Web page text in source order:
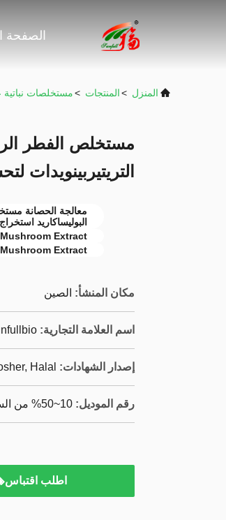
الصفحة
المنزل >المنتجات >مستخلصات نباتية
مستخلص الفطر
التريتيربينويدات
معالجة الحصانة
البوليساكاريد
Extract
Extract
مكان المنشأ: الصين
اسم العلامة التجارية:
إصدار الشهادات: Halal
رقم الموديل: 10~50% من السكريات المتعددة
اطلب اقتباس